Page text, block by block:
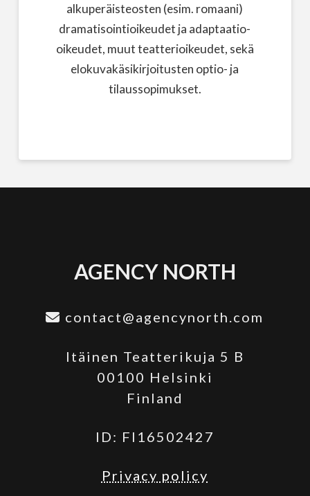
alkuperäisteosten (esim. romaani)
dramatisointioikeudet ja adaptaatio-
oikeudet, muut teatterioikeudet, sekä
elokuvakäsikirjoitusten optio- ja
tilaussopimukset.
AGENCY NORTH
contact@agencynorth.com
Itäinen Teatterikuja 5 B
00100 Helsinki
Finland
ID: FI16502427
Privacy policy